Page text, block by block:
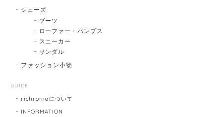
シューズ
ブーツ
ローファー・パンプス
スニーカー
サンダル
ファッション小物
GUIDE
richromaについて
INFORMATION